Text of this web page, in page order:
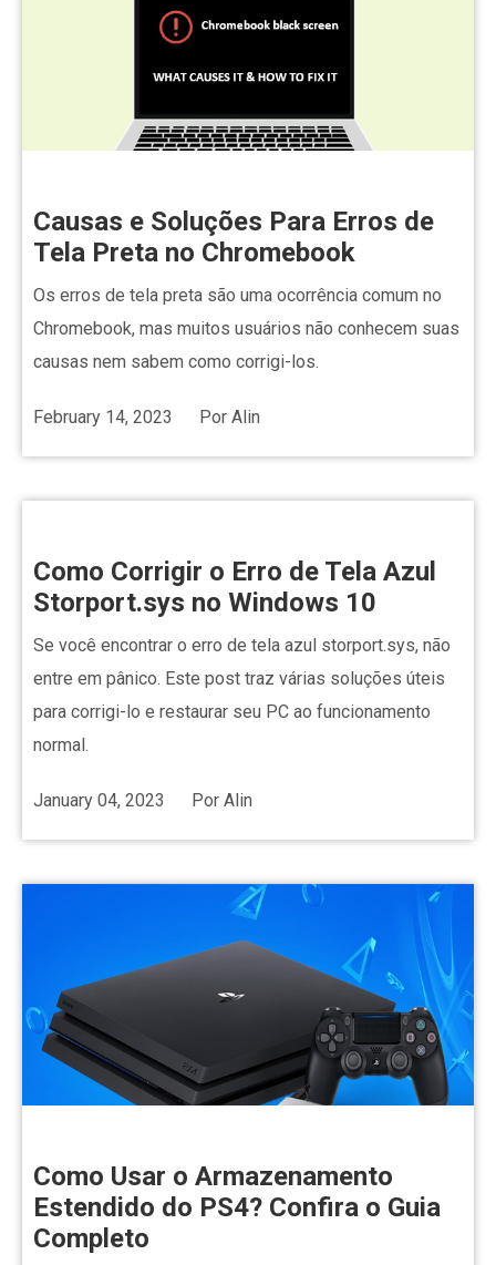
Causas e Soluções Para Erros de
Tela Preta no Chromebook
Os erros de tela preta são uma ocorrência comum no
Chromebook, mas muitos usuários não conhecem suas
causas nem sabem como corrigi-los.
February 14, 2023 Por Alin
Como Corrigir o Erro de Tela Azul
Storport.sys no Windows 10
Se você encontrar o erro de tela azul storport.sys, não
entre em pânico. Este post traz várias soluções úteis
para corrigi-lo e restaurar seu PC ao funcionamento
normal.
January 04, 2023 Por Alin
Como Usar o Armazenamento
Estendido do PS4? Confira o Guia
Completo